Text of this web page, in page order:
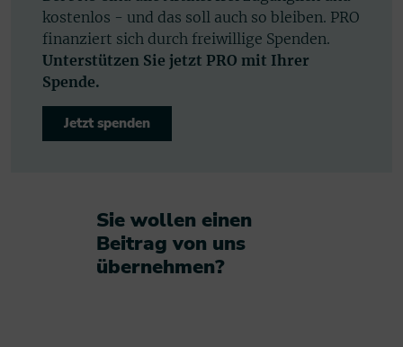
kostenlos - und das soll auch so bleiben. PRO
finanziert sich durch freiwillige Spenden.
Unterstützen Sie jetzt PRO mit Ihrer
Spende.
Jetzt spenden
Sie wollen einen
Beitrag von uns
übernehmen?​